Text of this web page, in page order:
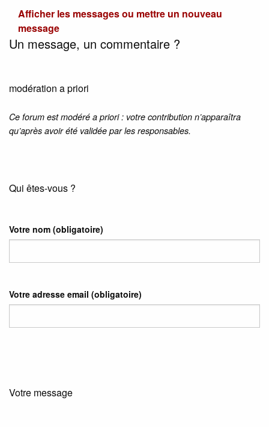
Afficher les messages ou mettre un nouveau
message
Un message, un commentaire ?
modération a priori
Ce forum est modéré a priori : votre contribution n’apparaîtra
qu’après avoir été validée par les responsables.
Qui êtes-vous ?
Votre nom (obligatoire)
Votre adresse email (obligatoire)
Votre message